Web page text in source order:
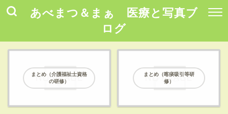
あべまつ＆まぁ 医療と写真ブ
ログ
まとめ（介護福祉士資格
の研修）
まとめ（喀痰吸引等研
修）